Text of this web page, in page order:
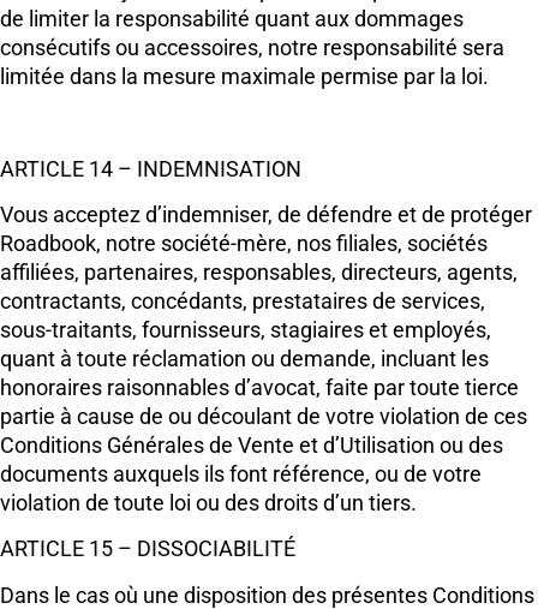
de limiter la responsabilité quant aux dommages
consécutifs ou accessoires, notre responsabilité sera
limitée dans la mesure maximale permise par la loi.
ARTICLE 14 – INDEMNISATION
Vous acceptez d’indemniser, de défendre et de protéger
Roadbook, notre société-mère, nos filiales, sociétés
affiliées, partenaires, responsables, directeurs, agents,
contractants, concédants, prestataires de services,
sous-traitants, fournisseurs, stagiaires et employés,
quant à toute réclamation ou demande, incluant les
honoraires raisonnables d’avocat, faite par toute tierce
partie à cause de ou découlant de votre violation de ces
Conditions Générales de Vente et d’Utilisation ou des
documents auxquels ils font référence, ou de votre
violation de toute loi ou des droits d’un tiers.
ARTICLE 15 – DISSOCIABILITÉ
Dans le cas où une disposition des présentes Conditions